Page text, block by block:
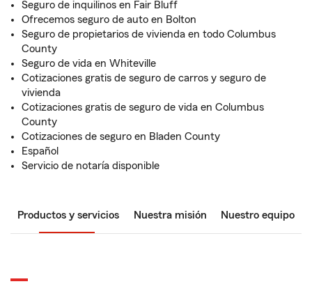
Seguro de inquilinos en Fair Bluff
Ofrecemos seguro de auto en Bolton
Seguro de propietarios de vivienda en todo Columbus
County
Seguro de vida en Whiteville
Cotizaciones gratis de seguro de carros y seguro de
vivienda
Cotizaciones gratis de seguro de vida en Columbus
County
Cotizaciones de seguro en Bladen County
Español
Servicio de notaría disponible
Productos y servicios Nuestra misión Nuestro equipo